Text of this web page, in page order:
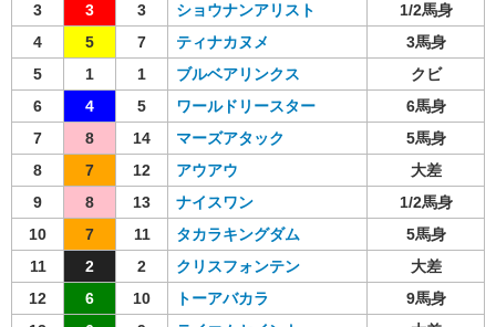
3
3 3 ショウナンアリスト
1/2馬身
4
5 7 ティナカヌメ
3馬身
5
1 1 ブルベアリンクス
クビ
6
4 5 ワールドリースター
6馬身
7
8 14 マーズアタック
5馬身
8
7 12 アウアウ
大差
9
8 13 ナイスワン
1/2馬身
10
7 11 タカラキングダム
5馬身
11
2 2 クリスフォンテン
大差
12
6 10 トーアバカラ
9馬身